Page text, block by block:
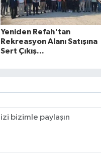
Yeniden Refah'tan
Rekreasyon Alanı Satışına
Sert Çıkış...